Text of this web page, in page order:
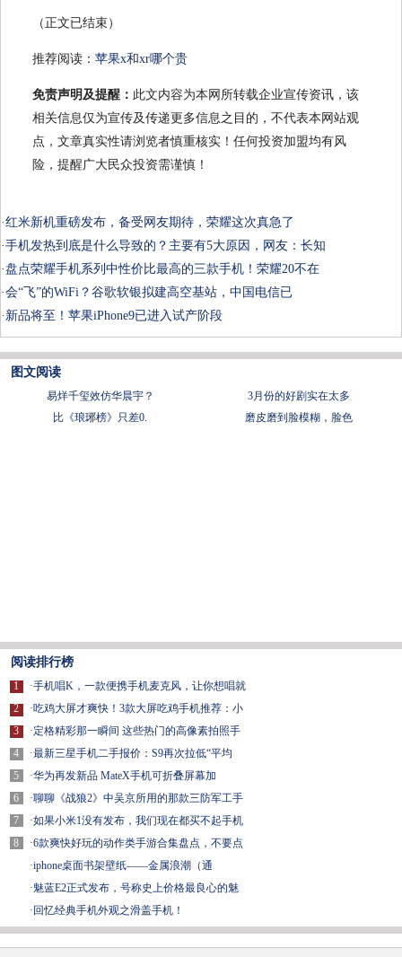
（正文已结束）
推荐阅读： 苹果x和xr哪个贵
免责声明及提醒： 此文内容为本网所转载企业宣传资讯，该
相关信息仅为宣传及传递更多信息之目的，不代表本网站观
点，文章真实性请浏览者慎重核实！任何投资加盟均有风
险，提醒广大民众投资需谨慎！
·红米新机重磅发布，备受网友期待，荣耀这次真急了
·手机发热到底是什么导致的？主要有5大原因，网友：长知
·盘点荣耀手机系列中性价比最高的三款手机！荣耀20不在
·会“飞”的WiFi？谷歌软银拟建高空基站，中国电信已
· 新品将至！苹果iPhone9已进入试产阶段
图文阅读
易烊千玺效仿华晨宇？
3月份的好剧实在太多
比《琅琊榜》只差0.
磨皮磨到脸模糊，脸色
阅读排行榜
1
2
3
4
5
6
7
8
·手机唱K，一款便携手机麦克风，让你想唱就
·吃鸡大屏才爽快！3款大屏吃鸡手机推荐：小
·定格精彩那一瞬间 这些热门的高像素拍照手
·最新三星手机二手报价：S9再次拉低“平均
·华为再发新品 MateX手机可折叠屏幕加
·聊聊《战狼2》中吴京所用的那款三防军工手
·如果小米1没有发布，我们现在都买不起手机
·6款爽快好玩的动作类手游合集盘点，不要点
·iphone桌面书架壁纸——金属浪潮（通
·魅蓝E2正式发布，号称史上价格最良心的魅
· 回忆经典手机外观之滑盖手机！